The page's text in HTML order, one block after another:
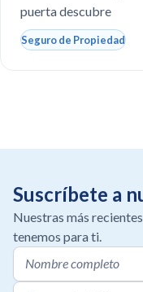
puerta descubre
Seguro de Propiedad
Suscríbete a
Nuestras más
tenemos para ti.